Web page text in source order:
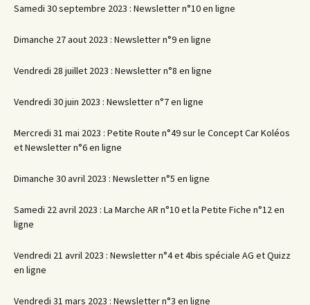
Samedi 30 septembre 2023 : Newsletter n°10 en ligne
Dimanche 27 aout 2023 : Newsletter n°9 en ligne
Vendredi 28 juillet 2023 : Newsletter n°8 en ligne
Vendredi 30 juin 2023 : Newsletter n°7 en ligne
Mercredi 31 mai 2023 : Petite Route n°49 sur le Concept Car Koléos
et Newsletter n°6 en ligne
Dimanche 30 avril 2023 : Newsletter n°5 en ligne
Samedi 22 avril 2023 : La Marche AR n°10 et la Petite Fiche n°12 en
ligne
Vendredi 21 avril 2023 : Newsletter n°4 et 4bis spéciale AG et Quizz
en ligne
Vendredi 31 mars 2023 : Newsletter n°3 en ligne